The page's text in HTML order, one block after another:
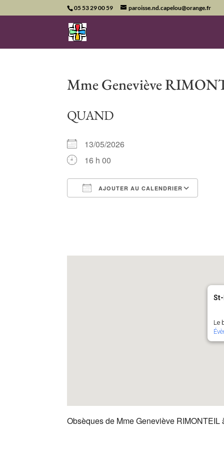
05 53 29 00 59 paroisse.nd.capelou@orange.fr
Mme Geneviève
QUAND
13/05/2026
16 h 00
AJOUTER AU CALENDRIER
Le
Obsèques de Mme Geneviève RIMONTEIL